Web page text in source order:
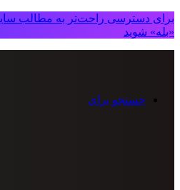
برای دسترسی راحت‌تر به مطالب
«بله» شوید
جستجو برای